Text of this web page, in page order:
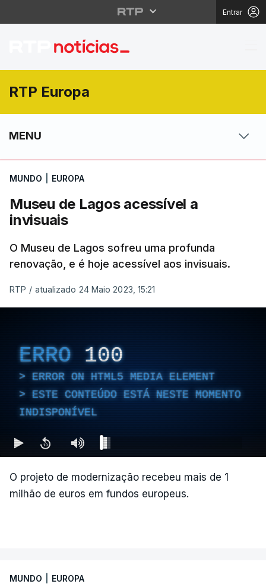
Entrar
Museu de Lagos
RTP Europa
MENU
MUNDO EUROPA
Museu de Lagos acessível a
invisuais
O Museu de Lagos sofreu uma profunda
renovação, e é hoje acessível aos invisuais.
RTP / atualizado 24 Maio 2023, 15:21
ERRO 100
ERROR ON HTML5 MEDIA ELEMENT
ESTE CONTEÚDO ESTÁ NESTE MOMENTO
INDISPONÍVEL
O projeto de modernização recebeu mais de 1
milhão de euros em fundos europeus.
MUNDO EUROPA